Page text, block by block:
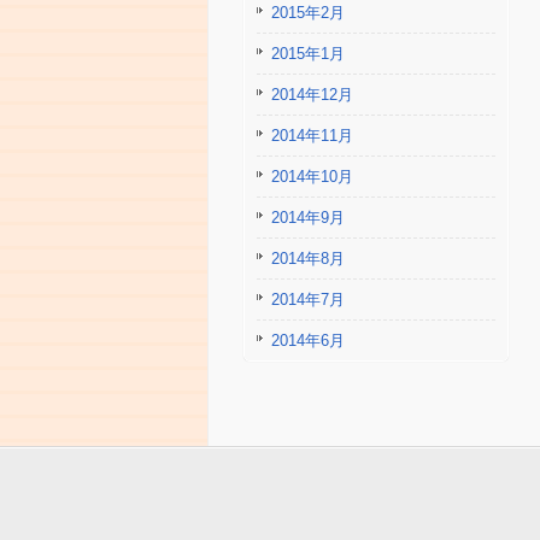
2015年2月
2015年1月
2014年12月
2014年11月
2014年10月
2014年9月
2014年8月
2014年7月
2014年6月